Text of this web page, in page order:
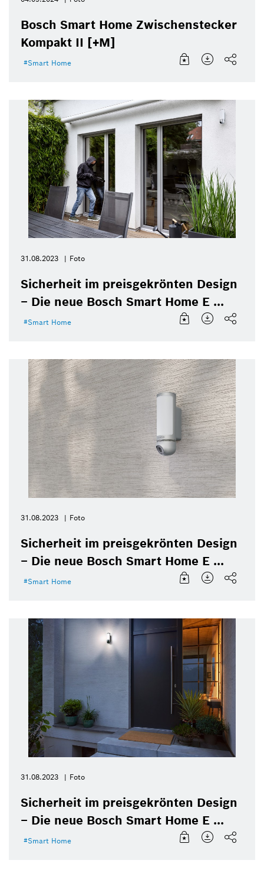
Bosch Smart Home Zwischenstecker
Kompakt II [+M]
Smart Home
31.08.2023 Foto
Sicherheit im preisgekrönten Design
– Die neue Bosch Smart Home E ...
Smart Home
31.08.2023 Foto
Sicherheit im preisgekrönten Design
– Die neue Bosch Smart Home E ...
Smart Home
31.08.2023 Foto
Sicherheit im preisgekrönten Design
– Die neue Bosch Smart Home E ...
Smart Home